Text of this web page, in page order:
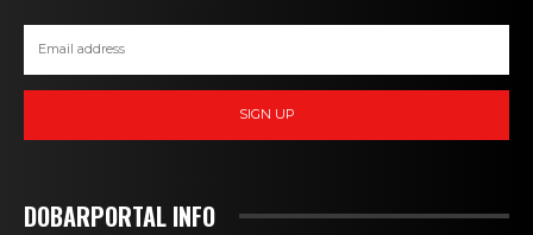
SIGN UP
DOBARPORTAL INFO